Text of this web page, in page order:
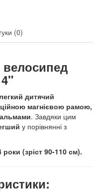
(0)
велосипед
дитячий
магнієвою рамою,
. Завдяки цим
у порівнянні з
(зріст 90-110 см).